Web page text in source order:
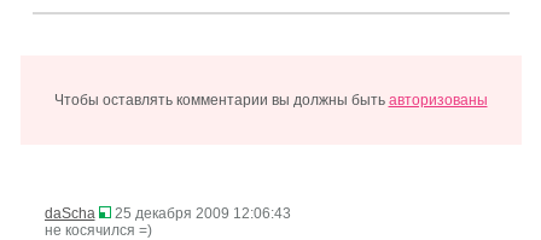
Чтобы оставлять комментарии вы должны быть авторизованы
daScha
25 декабря 2009 12:06:43
не косячился =)